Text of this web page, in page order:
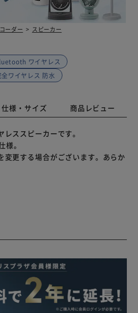
ーダー スピーカー
ワイヤレス
ワイヤレス 防水
仕様・サイズ 商品レビュー
ススピーカーです。
様。
更する場合がございます。あらか